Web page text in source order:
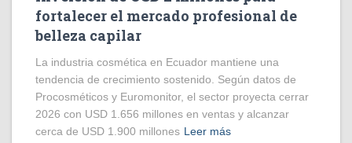
fortalecer el mercado profesional de
belleza capilar
La industria cosmética en Ecuador mantiene una
tendencia de crecimiento sostenido. Según datos de
Procosméticos y Euromonitor, el sector proyecta cerrar
2026 con USD 1.656 millones en ventas y alcanzar
cerca de USD 1.900 millones Leer más